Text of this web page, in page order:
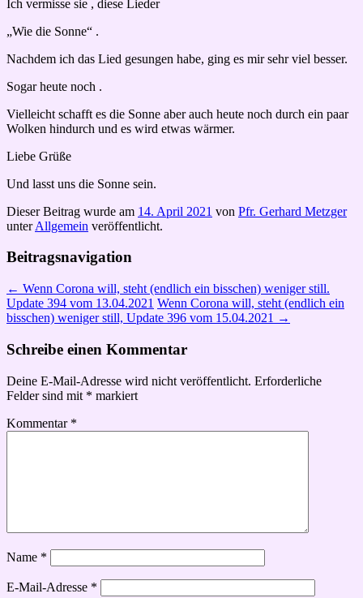
Ich vermisse sie , diese Lieder
„Wie die Sonne“ .
Nachdem ich das Lied gesungen habe, ging es mir sehr viel besser.
Sogar heute noch .
Vielleicht schafft es die Sonne aber auch heute noch durch ein paar
Wolken hindurch und es wird etwas wärmer.
Liebe Grüße
Und lasst uns die Sonne sein.
Dieser Beitrag wurde am 14. April 2021 von Pfr. Gerhard Metzger
unterAllgemein veröffentlicht.
Beitragsnavigation
← Wenn Corona will, steht (endlich ein bisschen) weniger still.
Update 394 vom 13.04.2021 Wenn Corona will, steht (endlich ein
bisschen) weniger still, Update 396 vom 15.04.2021 →
Schreibe einen Kommentar
Deine E-Mail-Adresse wird nicht veröffentlicht. Erforderliche
Felder sind mit * markiert
Kommentar *
Name *
E-Mail-Adresse *